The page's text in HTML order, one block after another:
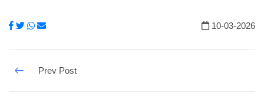
10-03-2026